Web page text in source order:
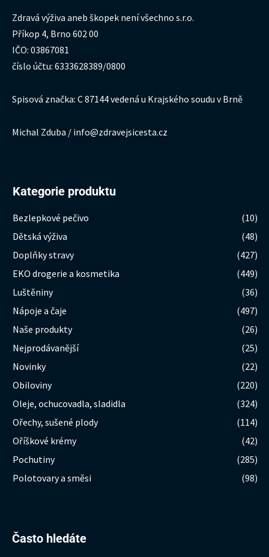
Zdravá výživa aneb škopek není všechno s.r.o.
Příkop 4, Brno 602 00
IČO: 03867081
číslo účtu: 6333628389/0800
Spisová značka: C 87144 vedená u Krajského soudu v Brně
Michal Zduba / info@zdravejsicesta.cz
Kategorie produktu
Bezlepkové pečivo
(10)
Dětská výživa
(48)
Doplňky stravy
(427)
EKO drogerie a kosmetika
(449)
Luštěniny
(36)
Nápoje a čaje
(497)
Naše produkty
(26)
Nejprodávanější
(25)
Novinky
(22)
Obiloviny
(220)
Oleje, ochucovadla, sladidla
(324)
Ořechy, sušené plody
(114)
Oříškové krémy
(42)
Pochutiny
(285)
Polotovary a směsi
(98)
Často hledáte
Hledat: